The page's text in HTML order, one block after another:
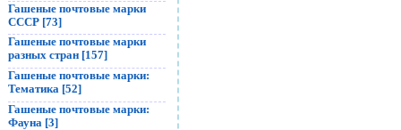
Гашеные почтовые марки
СССР [73]
Гашеные почтовые марки
разных стран [157]
Гашеные почтовые марки:
Тематика [52]
Гашеные почтовые марки:
Фауна [3]